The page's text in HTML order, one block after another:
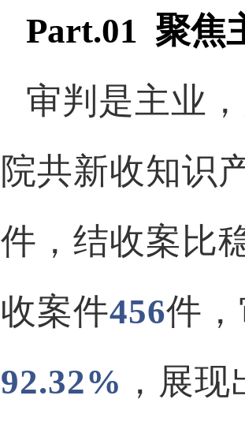
Part.01 聚焦
审判是主业
院共新收知识
件，结收案比
收案件456件
92.32% ，展